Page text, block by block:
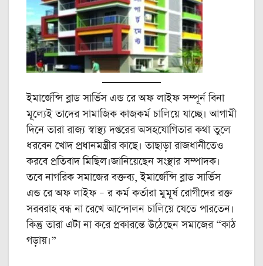
ইমার্জেন্সি ব্লাড সার্ভিস এন্ড রে অফ লাইফ সম্পূর্ন বিনা
মূল্যেই তাদের সামাজিক কাজকর্ম চালিয়ে যাচ্ছে। আগামী
দিনে তারা রাজ্য স্বাস্থ্য দপ্তরের অসহযোগিতার কথা তুলে
ধরবেন খোদ প্রধানমন্ত্রীর কাছে। তাছাড়া রাজধানীতেও
করবে প্রতিবাদ মিছিল।জানিয়েছেন সংস্থার সম্পাদক।
তবে নাগরিক সমাজের বক্তব্য, ইমার্জেন্সি ব্লাড সার্ভিস
এন্ড রে অফ লাইফ – র কর্ম কর্তারা মুমূর্ষ রোগীদের রক্ত
সরবরাহ বন্ধ না রেখে আন্দোলন চালিয়ে যেতে পারতেন।
কিন্তু তারা এটা না করে প্রকারন্তে উঠেছেন সমাজের “কাঠ
গড়ায়।”